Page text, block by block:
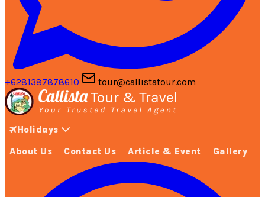
+6281387878610 tour@callistatour.com
Holidays
About Us Contact Us Article & Event Gallery